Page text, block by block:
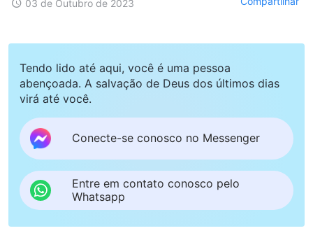
03 de Outubro de 2023
Tendo lido até aqui, você é uma pessoa
abençoada. A salvação de Deus dos últimos dias
virá até você.
Conecte-se conosco no Messenger
Entre em contato conosco pelo
Whatsapp